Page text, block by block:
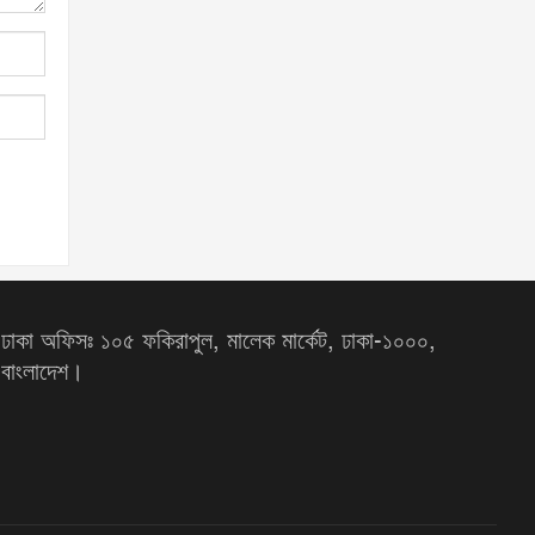
ঢাকা অফিসঃ ১০৫ ফকিরাপুল, মালেক মার্কেট, ঢাকা-১০০০,
বাংলাদেশ।